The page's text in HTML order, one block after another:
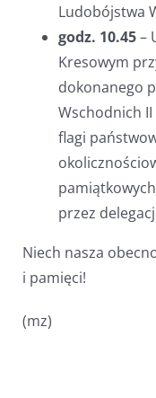
Ludobójstwa
godz. 10.45–
Kresowym
dokonanego
Wschodnich
flagi
przez
Niech nasza
i pamięci!
(mz)